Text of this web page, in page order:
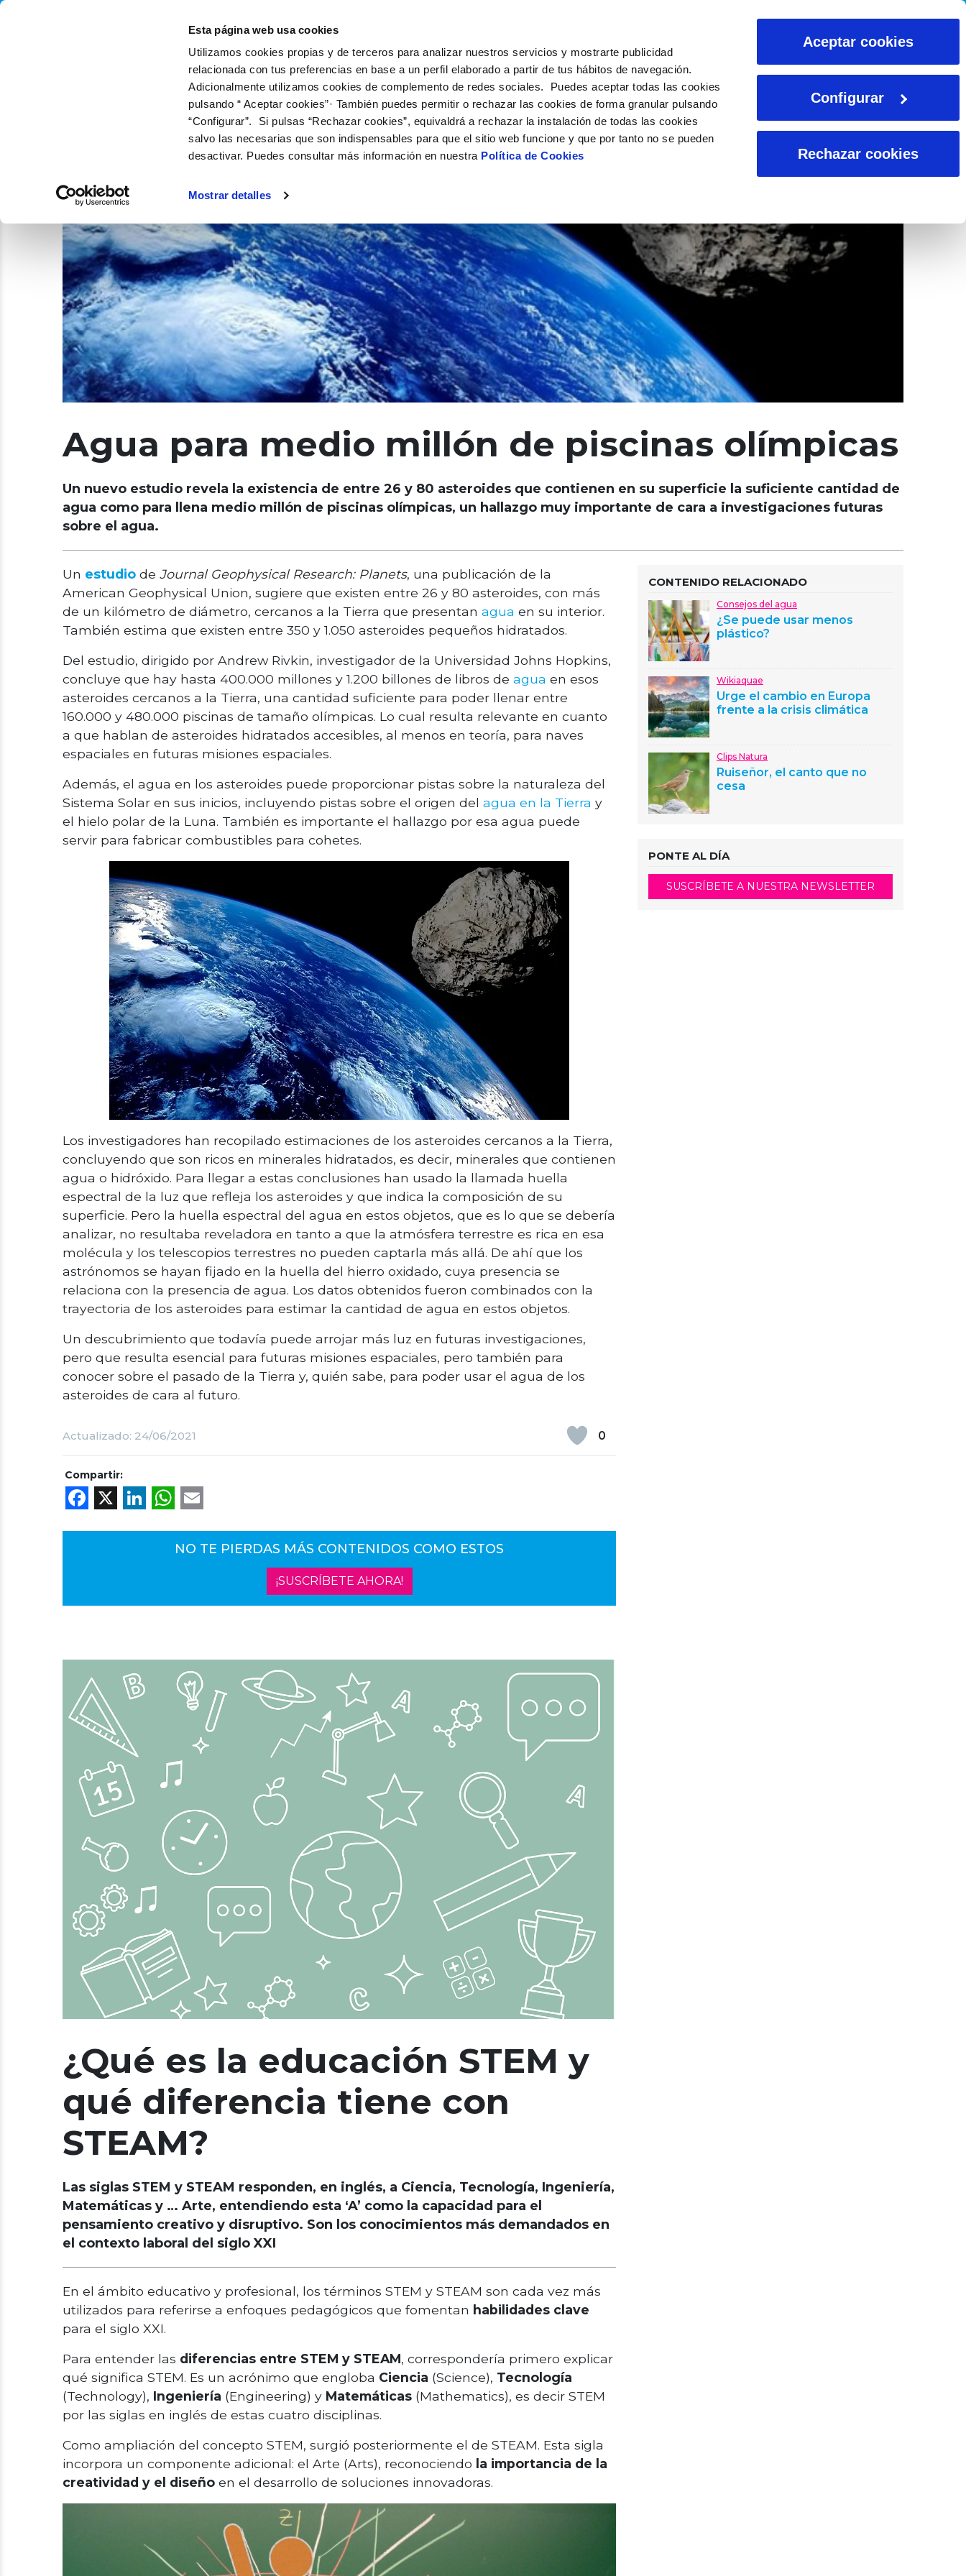
Esta página web usa cookies
Utilizamos cookies propias y de terceros para analizar nuestros servicios y mostrarte publicidad
relacionada con tus preferencias en base a un perfil elaborado a partir de tus hábitos de navegación.
Adicionalmente utilizamos cookies de complemento de redes sociales. Puedes aceptar todas las cookies
pulsando “ Aceptar cookies”· También puedes permitir o rechazar las cookies de forma granular pulsando
“Configurar”. Si pulsas “Rechazar cookies”, equivaldrá a rechazar la instalación de todas las cookies
salvo las necesarias que son indispensables para que el sitio web funcione y que por tanto no se pueden
desactivar. Puedes consultar más información en nuestra Política de Cookies
Mostrar detalles
Aceptar cookies
Configurar
Rechazar cookies
QUIÉNES SOMOS QUÉ HACEMOS
Agua para medio millón de piscinas olímpicas
Un nuevo estudio revela la existencia de entre 26 y 80 asteroides que contienen en su superficie la suficiente cantidad de
agua como para llena medio millón de piscinas olímpicas, un hallazgo muy importante de cara a investigaciones futuras
sobre el agua.
Un estudio de Journal Geophysical Research: Planets, una publicación de la
American Geophysical Union, sugiere que existen entre 26 y 80 asteroides, con más
de un kilómetro de diámetro, cercanos a la Tierra que presentan agua en su interior.
También estima que existen entre 350 y 1.050 asteroides pequeños hidratados.
Del estudio, dirigido por Andrew Rivkin, investigador de la Universidad Johns Hopkins,
concluye que hay hasta 400.000 millones y 1.200 billones de libros de agua en esos
asteroides cercanos a la Tierra, una cantidad suficiente para poder llenar entre
160.000 y 480.000 piscinas de tamaño olímpicas. Lo cual resulta relevante en cuanto
a que hablan de asteroides hidratados accesibles, al menos en teoría, para naves
espaciales en futuras misiones espaciales.
Además, el agua en los asteroides puede proporcionar pistas sobre la naturaleza del
Sistema Solar en sus inicios, incluyendo pistas sobre el origen del agua en la Tierra y
el hielo polar de la Luna. También es importante el hallazgo por esa agua puede
servir para fabricar combustibles para cohetes.
Los investigadores han recopilado estimaciones de los asteroides cercanos a la Tierra,
concluyendo que son ricos en minerales hidratados, es decir, minerales que contienen
agua o hidróxido. Para llegar a estas conclusiones han usado la llamada huella
espectral de la luz que refleja los asteroides y que indica la composición de su
superficie. Pero la huella espectral del agua en estos objetos, que es lo que se debería
analizar, no resultaba reveladora en tanto a que la atmósfera terrestre es rica en esa
molécula y los telescopios terrestres no pueden captarla más allá. De ahí que los
astrónomos se hayan fijado en la huella del hierro oxidado, cuya presencia se
relaciona con la presencia de agua. Los datos obtenidos fueron combinados con la
trayectoria de los asteroides para estimar la cantidad de agua en estos objetos.
Un descubrimiento que todavía puede arrojar más luz en futuras investigaciones,
pero que resulta esencial para futuras misiones espaciales, pero también para
conocer sobre el pasado de la Tierra y, quién sabe, para poder usar el agua de los
asteroides de cara al futuro.
0
Actualizado: 24/06/2021
Compartir:
Facebook
X LinkedIn
WhatsApp
NO TE PIERDAS MÁS CONTENIDOS COMO ESTOS
¡SUSCRÍBETE AHORA!
¿Qué es la educación STEM y
qué diferencia tiene con
STEAM?
Las siglas STEM y STEAM responden, en inglés, a Ciencia, Tecnología, Ingeniería,
Matemáticas y … Arte, entendiendo esta ‘A’ como la capacidad para el
pensamiento creativo y disruptivo. Son los conocimientos más demandados en
el contexto laboral del siglo XXI
En el ámbito educativo y profesional, los términos STEM y STEAM son cada vez más
utilizados para referirse a enfoques pedagógicos que fomentan habilidades clave
para el siglo XXI.
Para entender las diferencias entre STEM y STEAM, correspondería primero explicar
qué significa STEM. Es un acrónimo que engloba Ciencia (Science), Tecnología
(Technology), Ingeniería (Engineering) y Matemáticas (Mathematics), es decir STEM
por las siglas en inglés de estas cuatro disciplinas.
Como ampliación del concepto STEM, surgió posteriormente el de STEAM. Esta sigla
incorpora un componente adicional: el Arte (Arts), reconociendo la importancia de la
creatividad y el diseño en el desarrollo de soluciones innovadoras.
CONTENIDO RELACIONADO
Consejos del agua
¿Se puede usar menos
plástico?
Wikiaquae
Urge el cambio en Europa
frente a la crisis climática
Clips Natura
Ruiseñor, el canto que no
cesa
PONTE AL DÍA
SUSCRÍBETE A NUESTRA NEWSLETTER